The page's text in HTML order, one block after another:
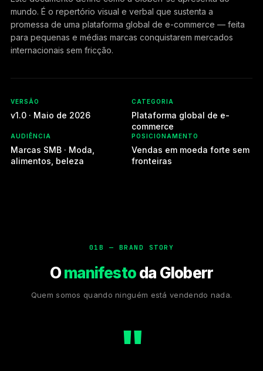
mundo. É o repertório visual e verbal que sustenta a
promessa de uma plataforma global de e-commerce — feita
para pequenas e médias marcas conquistarem mercados
internacionais sem fricção.
VERSÃO
v1.0 · Maio de 2026
CATEGORIA
Plataforma global de e-
commerce
AUDIÊNCIA
Marcas SMB · Moda,
alimentos, beleza
POSICIONAMENTO
Vendas em moeda forte sem
fronteiras
01B — BRAND STORY
Omanifestoda Globerr
Quem somos quando ninguém está vendendo nada.
"